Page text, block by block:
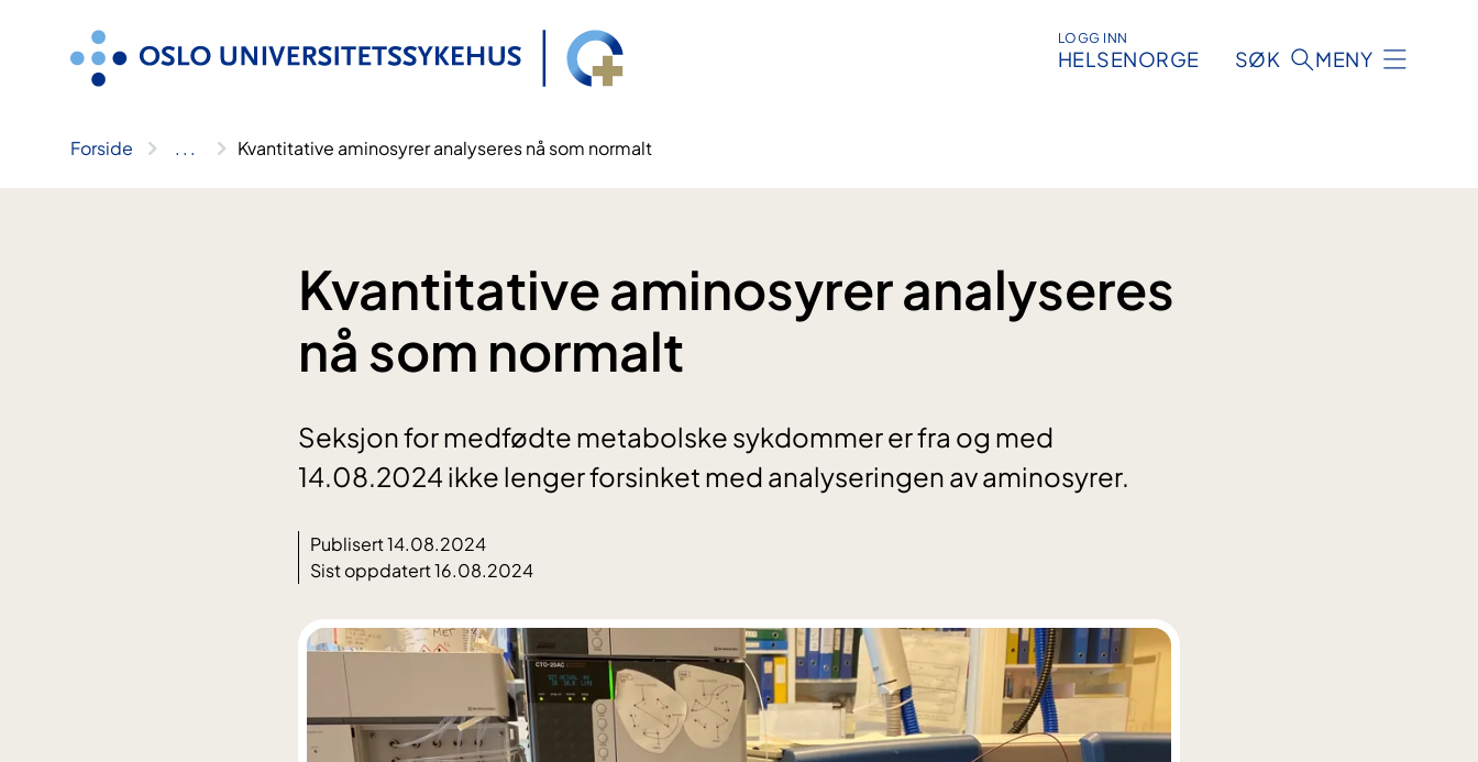
LOGG INN
HELSENORGE SØK MENY
Forside .. . Kvantitative aminosyrer analyseres nå som normalt
Kvantitative aminosyrer analyseres
nå som normalt
Seksjon for medfødte metabolske sykdommer er fra og med
14.08.2024 ikke lenger forsinket med analyseringen av aminosyrer.
Publisert 14.08.2024
Sist oppdatert 16.08.2024